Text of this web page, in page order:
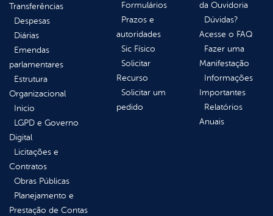
Transferências
Despesas
Diárias
Emendas
parlamentares
Estrutura
Organizacional
Inicio
LGPD e Governo
Digital
Licitações e
Contratos
Obras Públicas
Planejamento e
Prestação de Contas
Formulários
Prazos e
autoridades
Sic Físico
Solicitar
Recurso
Solicitar um
pedido
da Ouvidoria
Dúvidas?
Acesse o FAQ
Fazer uma
Manifestação
Informações
Importantes
Relatórios
Anuais